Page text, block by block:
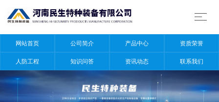
网站首页 公司简介 产品中心 资质荣誉
人防工程 知识问答 资讯动态 联系我们